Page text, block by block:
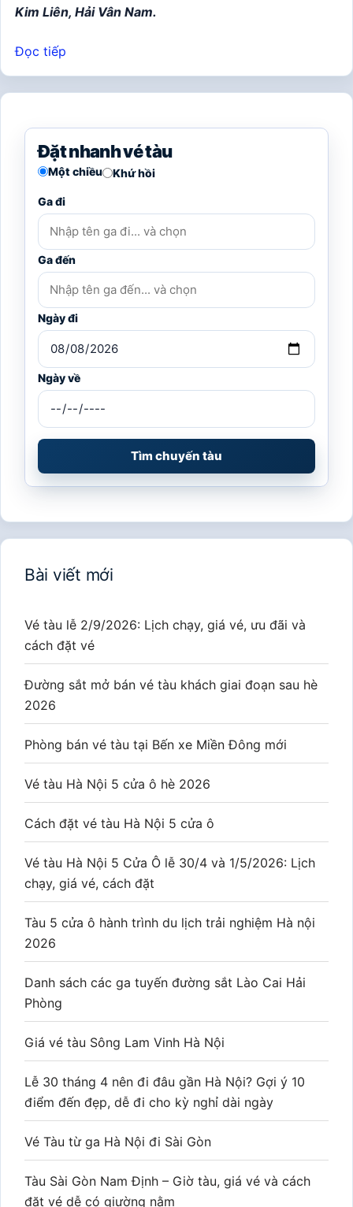
Kim Liên, Hải Vân Nam.
Đọc tiếp
Đặt nhanh vé tàu
Một chiều Khứ hồi
Ga đi
Ga đến
Ngày đi
Ngày về
Tìm chuyến tàu
Bài viết mới
Vé tàu lễ 2/9/2026: Lịch chạy, giá vé, ưu đãi và
cách đặt vé
Đường sắt mở bán vé tàu khách giai đoạn sau hè
2026
Phòng bán vé tàu tại Bến xe Miền Đông mới
Vé tàu Hà Nội 5 cửa ô hè 2026
Cách đặt vé tàu Hà Nội 5 cửa ô
Vé tàu Hà Nội 5 Cửa Ô lễ 30/4 và 1/5/2026: Lịch
chạy, giá vé, cách đặt
Tàu 5 cửa ô hành trình du lịch trải nghiệm Hà nội
2026
Danh sách các ga tuyến đường sắt Lào Cai Hải
Phòng
Giá vé tàu Sông Lam Vinh Hà Nội
Lễ 30 tháng 4 nên đi đâu gần Hà Nội? Gợi ý 10
điểm đến đẹp, dễ đi cho kỳ nghỉ dài ngày
Vé Tàu từ ga Hà Nội đi Sài Gòn
Tàu Sài Gòn Nam Định – Giờ tàu, giá vé và cách
đặt vé dễ có giường nằm